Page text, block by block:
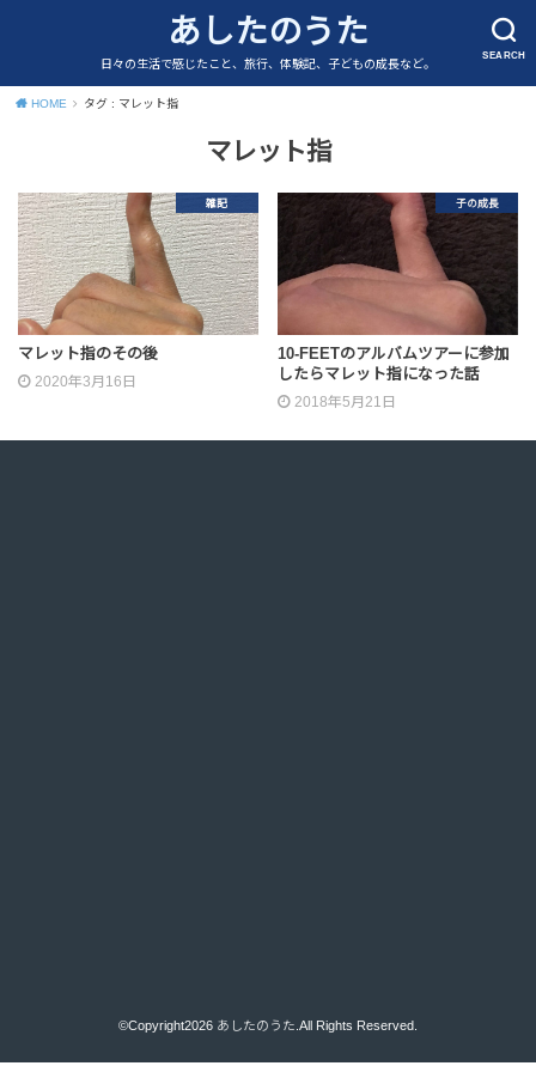
SEARCH
あしたのうた
日々の生活で感じたこと、旅行、体験記、子どもの成長など。
HOME タグ : マレット指
マレット指
雑記
マレット指のその後
2020年3月16日
子の成長
10-FEETのアルバムツアーに参加
したらマレット指になった話
2018年5月21日
©Copyright2026 あしたのうた .All Rights Reserved.